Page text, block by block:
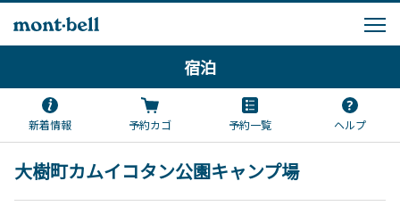
宿泊
新着情報 予約カゴ 予約一覧 ヘルプ
大樹町カムイコタン公園キャンプ場